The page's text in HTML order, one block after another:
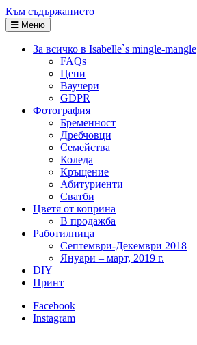
Към съдържанието
Меню
За всичко в Isabelle`s mingle-mangle
FAQs
Цени
Ваучери
GDPR
Фотография
Бременност
Дребчовци
Семейства
Коледа
Кръщение
Абитуриенти
Сватби
Цветя от коприна
В продажба
Работилница
Септември-Декември 2018
Януари – март, 2019 г.
DIY
Принт
Facebook
Instagram